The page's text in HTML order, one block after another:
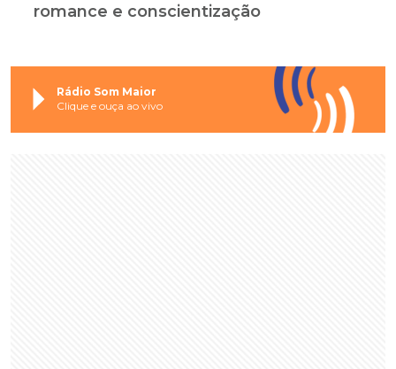
romance e conscientização
Rádio Som Maior
Clique e ouça ao vivo